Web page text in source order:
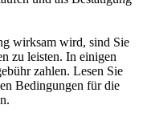
wirksam wird, sind Sie
zu leisten. In einigen
zahlen. Lesen Sie
Bedingungen für die